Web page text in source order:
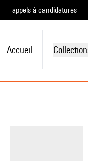
appels à candidatures
Accueil